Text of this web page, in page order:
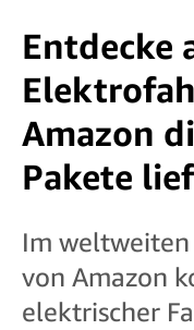
Entdecke
Amazon
Pakete
Im
von Amazon
elektrischer